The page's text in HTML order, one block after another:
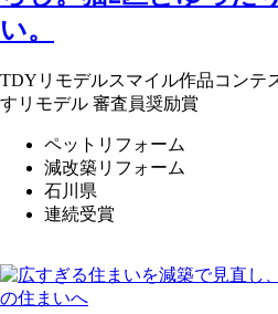
い。
TDYリモデルスマイル作品コンテ
すリモデル 審査員奨励賞
ペットリフォーム
減改築リフォーム
石川県
連続受賞